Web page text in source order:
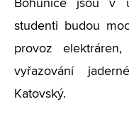
Bohunice jsou v
studenti budou
provoz
vyřazování
Katovský.